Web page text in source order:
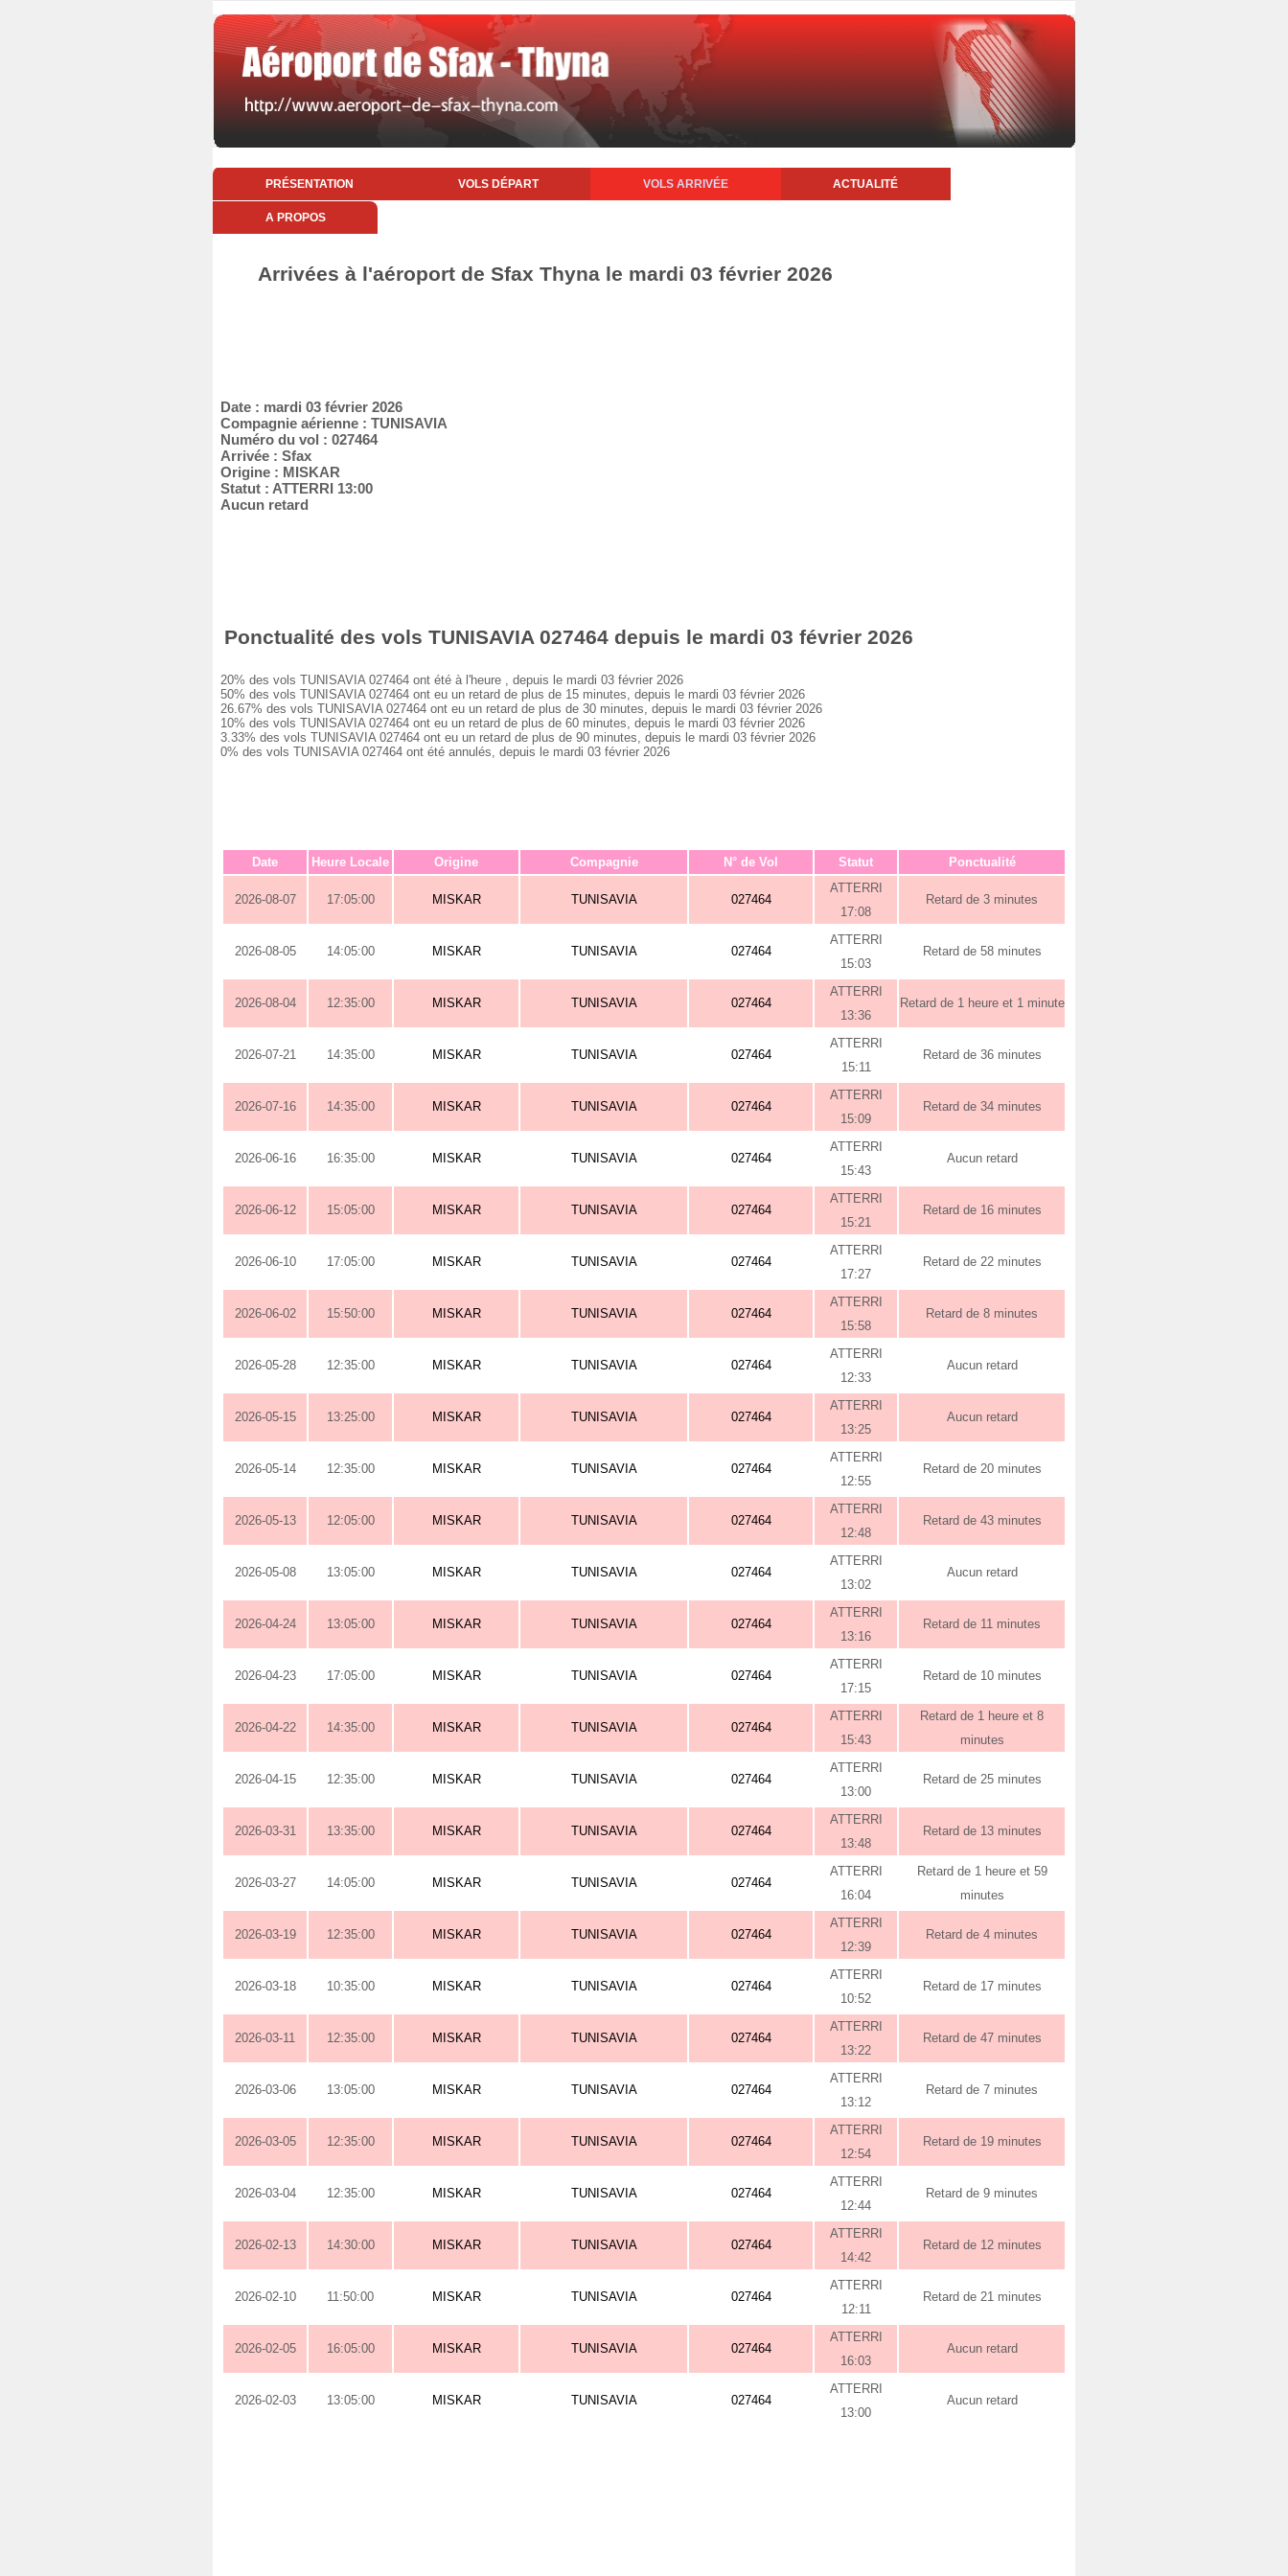
PRÉSENTATION VOLS DÉPART VOLS ARRIVÉE ACTUALITÉ
A PROPOS
Arrivées à l'aéroport de Sfax Thyna le mardi 03 février 2026
Date : mardi 03 février 2026
Compagnie aérienne : TUNISAVIA
Numéro du vol : 027464
Arrivée : Sfax
Origine : MISKAR
Statut : ATTERRI 13:00
Aucun retard
Ponctualité des vols TUNISAVIA 027464 depuis le mardi 03 février 2026
20% des vols TUNISAVIA 027464 ont été à l'heure , depuis le mardi 03 février 2026
50% des vols TUNISAVIA 027464 ont eu un retard de plus de 15 minutes, depuis le mardi 03 février 2026
26.67% des vols TUNISAVIA 027464 ont eu un retard de plus de 30 minutes, depuis le mardi 03 février 2026
10% des vols TUNISAVIA 027464 ont eu un retard de plus de 60 minutes, depuis le mardi 03 février 2026
3.33% des vols TUNISAVIA 027464 ont eu un retard de plus de 90 minutes, depuis le mardi 03 février 2026
0% des vols TUNISAVIA 027464 ont été annulés, depuis le mardi 03 février 2026
Date Heure Locale Origine Compagnie N° de Vol Statut Ponctualité
2026-08-07 17:05:00 MISKAR TUNISAVIA 027464
ATTERRI
17:08
Retard de 3 minutes
2026-08-05 14:05:00 MISKAR TUNISAVIA 027464
ATTERRI
15:03
Retard de 58 minutes
2026-08-04 12:35:00 MISKAR TUNISAVIA 027464
ATTERRI
13:36
Retard de 1 heure et 1 minute
2026-07-21 14:35:00 MISKAR TUNISAVIA 027464
ATTERRI
15:11
Retard de 36 minutes
2026-07-16 14:35:00 MISKAR TUNISAVIA 027464
ATTERRI
15:09
Retard de 34 minutes
2026-06-16 16:35:00 MISKAR TUNISAVIA 027464
ATTERRI
15:43
Aucun retard
2026-06-12 15:05:00 MISKAR TUNISAVIA 027464
ATTERRI
15:21
Retard de 16 minutes
2026-06-10 17:05:00 MISKAR TUNISAVIA 027464
ATTERRI
17:27
Retard de 22 minutes
2026-06-02 15:50:00 MISKAR TUNISAVIA 027464
ATTERRI
15:58
Retard de 8 minutes
2026-05-28 12:35:00 MISKAR TUNISAVIA 027464
ATTERRI
12:33
Aucun retard
2026-05-15 13:25:00 MISKAR TUNISAVIA 027464
ATTERRI
13:25
Aucun retard
2026-05-14 12:35:00 MISKAR TUNISAVIA 027464
ATTERRI
12:55
Retard de 20 minutes
2026-05-13 12:05:00 MISKAR TUNISAVIA 027464
ATTERRI
12:48
Retard de 43 minutes
2026-05-08 13:05:00 MISKAR TUNISAVIA 027464
ATTERRI
13:02
Aucun retard
2026-04-24 13:05:00 MISKAR TUNISAVIA 027464
ATTERRI
13:16
Retard de 11 minutes
2026-04-23 17:05:00 MISKAR TUNISAVIA 027464
ATTERRI
17:15
Retard de 10 minutes
2026-04-22 14:35:00 MISKAR TUNISAVIA 027464
ATTERRI
15:43
Retard de 1 heure et 8
minutes
2026-04-15 12:35:00 MISKAR TUNISAVIA 027464
ATTERRI
13:00
Retard de 25 minutes
2026-03-31 13:35:00 MISKAR TUNISAVIA 027464
ATTERRI
13:48
Retard de 13 minutes
2026-03-27 14:05:00 MISKAR TUNISAVIA 027464
ATTERRI
16:04
Retard de 1 heure et 59
minutes
2026-03-19 12:35:00 MISKAR TUNISAVIA 027464
ATTERRI
12:39
Retard de 4 minutes
2026-03-18 10:35:00 MISKAR TUNISAVIA 027464
ATTERRI
10:52
Retard de 17 minutes
2026-03-11 12:35:00 MISKAR TUNISAVIA 027464
ATTERRI
13:22
Retard de 47 minutes
2026-03-06 13:05:00 MISKAR TUNISAVIA 027464
ATTERRI
13:12
Retard de 7 minutes
2026-03-05 12:35:00 MISKAR TUNISAVIA 027464
ATTERRI
12:54
Retard de 19 minutes
2026-03-04 12:35:00 MISKAR TUNISAVIA 027464
ATTERRI
12:44
Retard de 9 minutes
2026-02-13 14:30:00 MISKAR TUNISAVIA 027464
ATTERRI
14:42
Retard de 12 minutes
2026-02-10 11:50:00 MISKAR TUNISAVIA 027464
ATTERRI
12:11
Retard de 21 minutes
2026-02-05 16:05:00 MISKAR TUNISAVIA 027464
ATTERRI
16:03
Aucun retard
2026-02-03 13:05:00 MISKAR TUNISAVIA 027464
ATTERRI
13:00
Aucun retard